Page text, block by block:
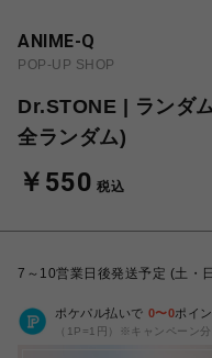
ANIME-Q
POP-UP SHOP
Dr.STONE | ランダ
全ランダム)
￥550 税込
7～10営業日後発送予定 (土・
ポケパル払いで 0〜0ポイ
（1P=1円）※キャンペーン分